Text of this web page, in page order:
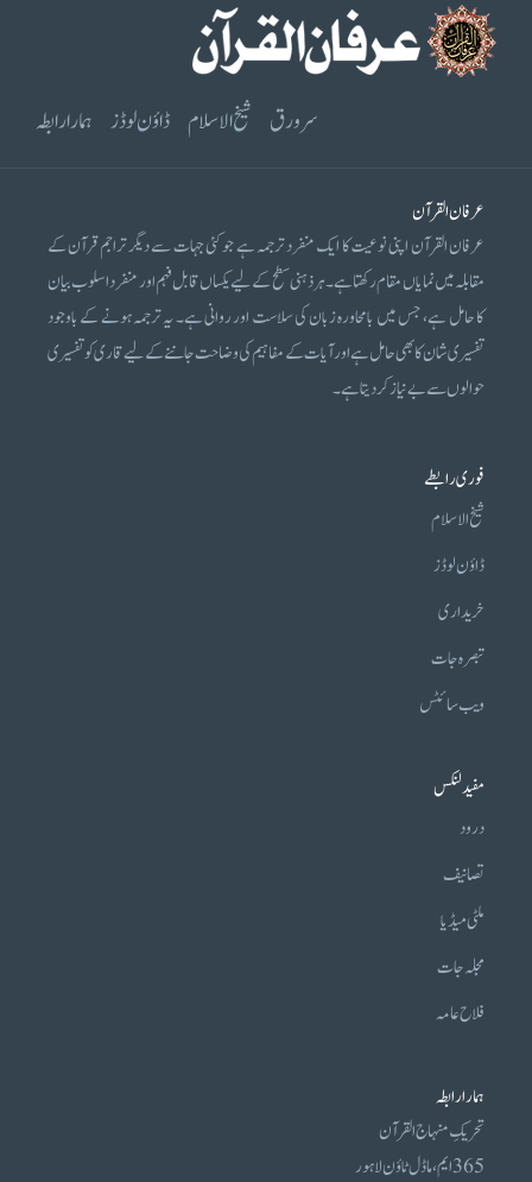
سرورق شیخ الاسلام ڈاؤن لوڈز ہمارا رابطہ
عرفان القرآن
عرفان القرآن اپنی نوعیت کا ایک منفرد ترجمہ ہے جو کئی جہات سے دیگر تراجم قرآن کے
مقابلہ میں نمایاں مقام رکھتا ہے۔ ہر ذہنی سطح کے لیے یکساں قابل فہم اور منفرد اسلوب بیان
کا حامل ہے، جس میں بامحاورہ زبان کی سلاست اور روانی ہے۔ یہ ترجمہ ہونے کے باوجود
تفسیری شان کا بھی حامل ہے اور آیات کے مفاہیم کی وضاحت جاننے کے لیے قاری کو تفسیری
حوالوں سے بے نیاز کر دیتا ہے۔
فوری رابطے
شیخ الاسلام
ڈاؤن لوڈز
خریداری
تبصرہ جات
ویب سائٹس
مفید لنکس
درود
تصانیف
ملٹی میڈیا
مجلہ جات
فلاح عامہ
ہمارا رابطہ
تحریکِ منہاج القرآن
365 ایم، ماڈل ٹاؤن لاہور